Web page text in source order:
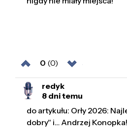
0 (0)
redyk
8 dni temu
do artykułu: Orły 2026:
dobry" i… Andrzej Konopka!